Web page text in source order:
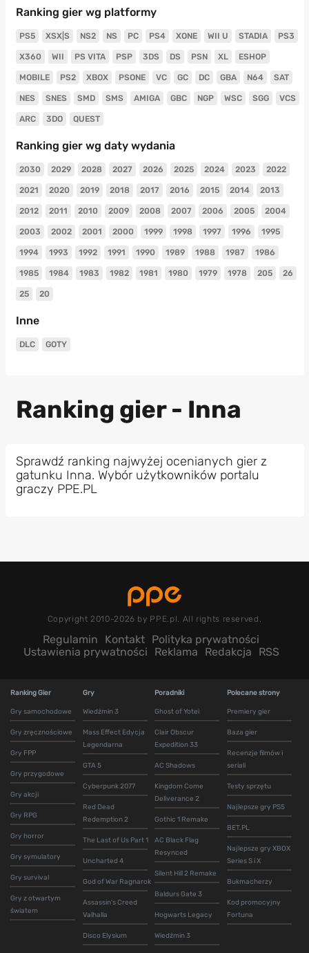
Ranking gier wg platformy
PS5 XSX|S NS2 NS PC PS4 XONE WII U STADIA PS3
X360 WII PS VITA PSP 3DS DS PSN XL ESHOP
MOBILE PS2 XBOX PSONE VC GC DC GBA N64 SAT
NES SNES SMD SMS AMIGA GBC NGP WSC SGG VCS
ARC 3DO QUEST
Ranking gier wg daty wydania
2030 2029 2028 2027 2026 2025 2024 2023 2022
2021 2020 2019 2018 2017 2016 2015 2014 2013
2012 2011 2010 2009 2008 2007 2006 2005 2004
2003 2002 2001 2000 1999 1998 1997 1996 1995
1994 1993 1992 1991 1990 1989 1988 1987 1986
1985 1984 1983 1982 1981 1980 1979 1978 205 26
25 20
Inne
DLC GOTY
Ranking gier - Inna
Sprawdź ranking najwyżej ocenianych gier z
gatunku Inna. Wybór użytkowników portalu
graczy PPE.PL
Copyright 2010-2026 by PPE.pl. All rights reserved.
Regulamin Kontakt Polityka prywatności
Ustawienia prywatności
Reklama Redakcja RSS
Ranking Gier
Gry samochodowe
Gry zręcznościowe
Gry FPP
Gry przygodowe
Gry akcji
Gry RPG
Gry horror
Gry symulatory
Gry survival
Gry z otwartym
światem
Gry
Wiedźmin 3
Mass Effect Edycja
Legendarna
GTA 5
Cyberpunk 2077
Red Dead
Redemption 2
The Last of Us Part 1
Uncharted 4
God of War Ragnarok
Assassin's Creed
Valhalla
Disco Elysium
Poradniki
Ghost of Yotei
Clair Obscur
Expedition 33
AC Shadows
Kingdom Come
Deliverance 2
Gothic 1 Remake
AC Black Flag
Resynced
Silent Hill 2 Remake
Baldurs Gate 3
Hogwarts Legacy
Wiedźmin 3
Polecane strony
Premiery gier
Baza gier
Recenzje filmów i
seriali
Testy sprzętu
Najlepsze gry PS5
BET.PL
Najlepsze gry XBOX
Series S i X
Bukmacherzy
Kod promocyjny
Fortuna